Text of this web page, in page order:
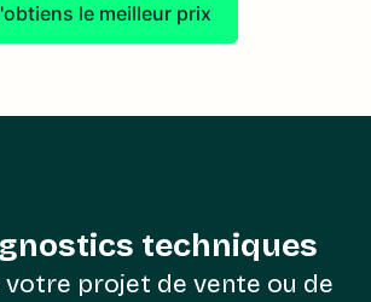
le meilleur prix
techniques
votre projet de vente ou de